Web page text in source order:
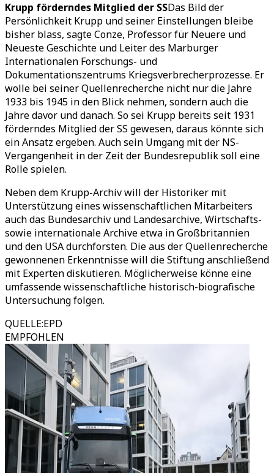
Krupp förderndes Mitglied der SSDas Bild der
Persönlichkeit Krupp und seiner Einstellungen bleibe
bisher blass, sagte Conze, Professor für Neuere und
Neueste Geschichte und Leiter des Marburger
Internationalen Forschungs- und
Dokumentationszentrums Kriegsverbrecherprozesse. Er
wolle bei seiner Quellenrecherche nicht nur die Jahre
1933 bis 1945 in den Blick nehmen, sondern auch die
Jahre davor und danach. So sei Krupp bereits seit 1931
förderndes Mitglied der SS gewesen, daraus könnte sich
ein Ansatz ergeben. Auch sein Umgang mit der NS-
Vergangenheit in der Zeit der Bundesrepublik soll eine
Rolle spielen.
Neben dem Krupp-Archiv will der Historiker mit
Unterstützung eines wissenschaftlichen Mitarbeiters
auch das Bundesarchiv und Landesarchive, Wirtschafts-
sowie internationale Archive etwa in Großbritannien
und den USA durchforsten. Die aus der Quellenrecherche
gewonnenen Erkenntnisse will die Stiftung anschließend
mit Experten diskutieren. Möglicherweise könne eine
umfassende wissenschaftliche historisch-biografische
Untersuchung folgen.
QUELLE:EPD
EMPFOHLEN